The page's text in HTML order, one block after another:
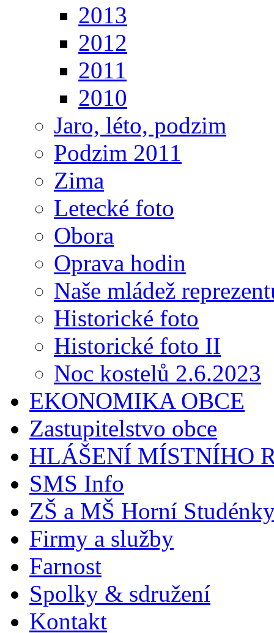
2013
2012
2011
2010
Jaro, léto, podzim
Podzim 2011
Zima
Letecké foto
Obora
Oprava hodin
Naše mládež
Historické foto
Historické foto II
Noc kostelů 2.6.2023
EKONOMIKA OBCE
Zastupitelstvo obce
HLÁŠENÍ MÍSTNÍHO
SMS Info
ZŠ a MŠ Horní
Firmy a služby
Farnost
Spolky & sdružení
Kontakt